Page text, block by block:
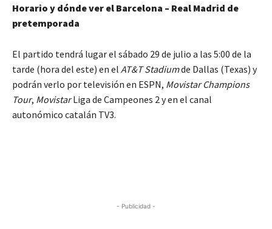
Horario y dónde ver el Barcelona – Real Madrid de
pretemporada
El partido tendrá lugar el sábado 29 de julio a las 5:00 de la
tarde (hora del este) en el AT&T Stadiumde Dallas (Texas) y
podrán verlo por televisión en ESPN, Movistar Champions
Tour, MovistarLiga de Campeones 2 y en el canal
autonómico catalán TV3.
- Publicidad -